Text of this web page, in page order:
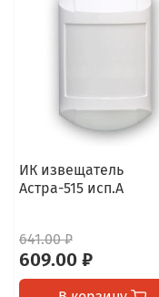
ИК извещатель
Астра-515 исп.А
641.00 ₽
609.00 ₽